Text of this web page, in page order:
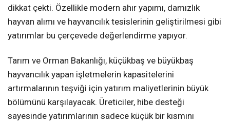
dikkat çekti. Özellikle modern ahır yapımı, damızlık
hayvan alımı ve hayvancılık tesislerinin geliştirilmesi gibi
yatırımlar bu çerçevede değerlendirme yapıyor.
Tarım ve Orman Bakanlığı, küçükbaş ve büyükbaş
hayvancılık yapan işletmelerin kapasitelerini
artırmalarının teşviği için yatırım maliyetlerinin büyük
bölümünü karşılayacak. Üreticiler, hibe desteği
sayesinde yatırımlarının sadece küçük bir kısmını